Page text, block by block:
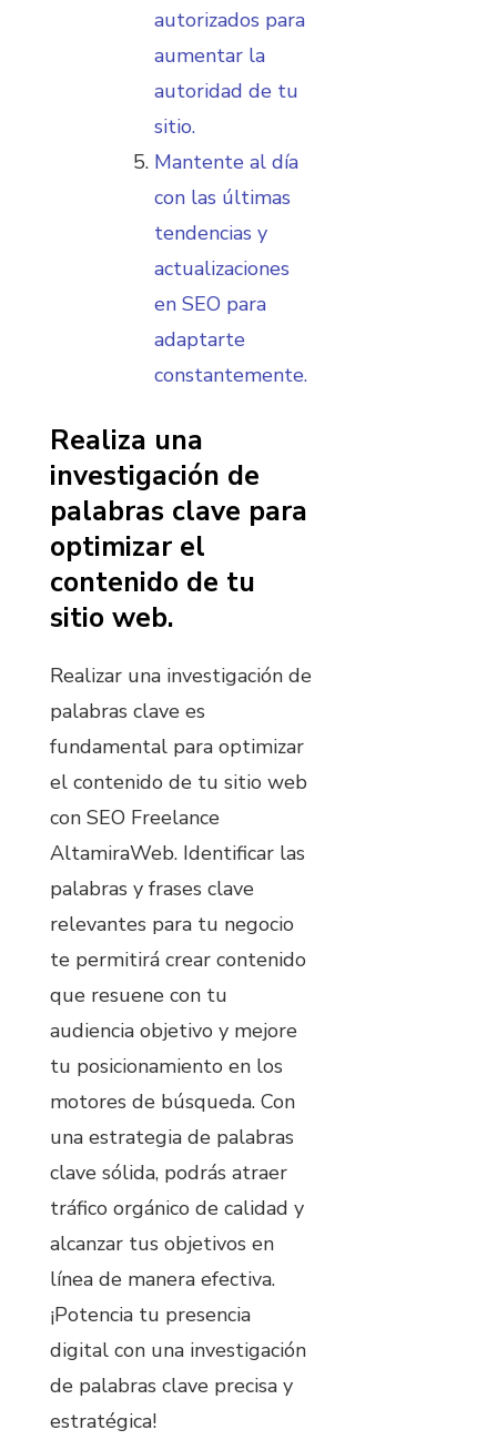
autorizados para
aumentar la
autoridad de tu
sitio.
Mantente al día
con las últimas
tendencias y
actualizaciones
en SEO para
adaptarte
constantemente.
Realiza una
investigación de
palabras clave para
optimizar el
contenido de tu
sitio web.
Realizar una investigación de
palabras clave es
fundamental para optimizar
el contenido de tu sitio web
con SEO Freelance
AltamiraWeb. Identificar las
palabras y frases clave
relevantes para tu negocio
te permitirá crear contenido
que resuene con tu
audiencia objetivo y mejore
tu posicionamiento en los
motores de búsqueda. Con
una estrategia de palabras
clave sólida, podrás atraer
tráfico orgánico de calidad y
alcanzar tus objetivos en
línea de manera efectiva.
¡Potencia tu presencia
digital con una investigación
de palabras clave precisa y
estratégica!